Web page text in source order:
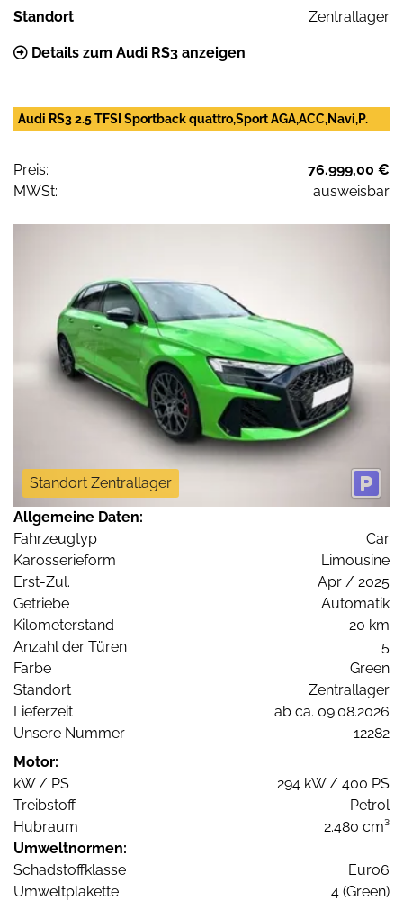
Standort Zentrallager
Details zum Audi RS3 anzeigen
Audi RS3 2.5 TFSI Sportback quattro,Sport AGA,ACC,Navi,P.
Preis:
76.999,00 €
MWSt:
ausweisbar
Standort Zentrallager
Allgemeine Daten:
Fahrzeugtyp
Car
Karosserieform
Limousine
Erst-Zul.
Apr / 2025
Getriebe
Automatik
Kilometerstand
20 km
Anzahl der Türen
5
Farbe
Green
Standort
Zentrallager
Lieferzeit
ab ca. 09.08.2026
Unsere Nummer
12282
Motor:
kW / PS
294 kW / 400 PS
Treibstoff
Petrol
Hubraum
2.480 cm³
Umweltnormen:
Schadstoffklasse
Euro6
Umweltplakette
4 (Green)